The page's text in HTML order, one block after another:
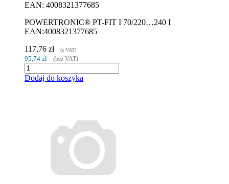
EAN: 4008321377685
POWERTRONIC® PT-FIT I 70/220…240 I
EAN:4008321377685
117,76 zł
(z VAT)
95,74 zł (bez VAT)
Dodaj do koszyka